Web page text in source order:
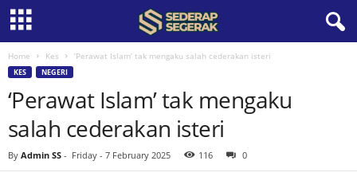
Home Kes ‘Perawat Islam’ tak mengaku salah cederakan isteri
KES NEGERI
‘Perawat Islam’ tak mengaku
salah cederakan isteri
By Admin SS - Friday - 7 February 2025 116 0